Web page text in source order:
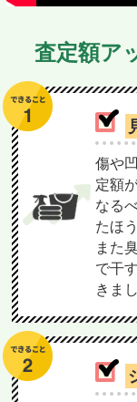
査定額ア
傷や
定額
なる
たほ
また
で干
きま